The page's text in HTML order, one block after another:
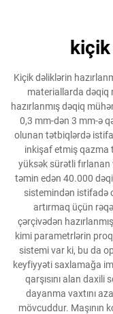
kiçik
Kiçik dəliklərin
materiallarda dəqiq
hazırlanmış dəqiq
0,3 mm-dən 3 mm-ə
olunan tətbiqlərdə
inkişaf etmiş qazma
yüksək sürətli fırlanan
təmin edən 40.000
sistemindən istifadə
artırmaq üçün
çərçivədən
kimi parametrlərin
sistemi var ki, bu da
keyfiyyəti saxlamağa
qarşısını alan
dayanma vaxtını
mövcuddur. Maşının